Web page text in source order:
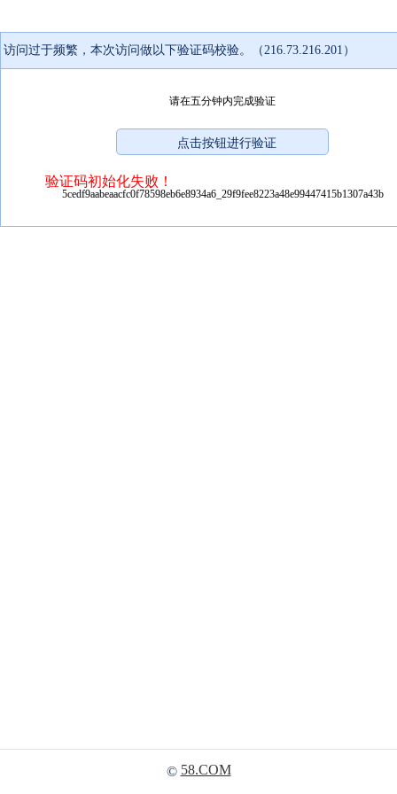
访问过于频繁，本次访问做以下验证码校验。（216.73.216.201）
请在五分钟内完成验证
验证码初始化失败！
5cedf9aabeaacfc0f78598eb6e8934a6_29f9fee8223a48e99447415b1307a43b
© 58.COM